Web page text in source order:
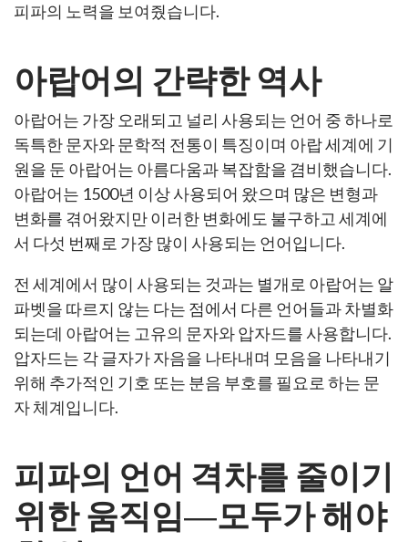
피파의 노력을 보여줬습니다.
아랍어의 간략한 역사
아랍어는 가장 오래되고 널리 사용되는 언어 중 하나로
독특한 문자와 문학적 전통이 특징이며 아랍 세계에 기
원을 둔 아랍어는 아름다움과 복잡함을 겸비했습니다.
아랍어는 1500년 이상 사용되어 왔으며 많은 변형과
변화를 겪어왔지만 이러한 변화에도 불구하고 세계에
서 다섯 번째로 가장 많이 사용되는 언어입니다.
전 세계에서 많이 사용되는 것과는 별개로 아랍어는 알
파벳을 따르지 않는 다는 점에서 다른 언어들과 차별화
되는데 아랍어는 고유의 문자와 압자드를 사용합니다.
압자드는 각 글자가 자음을 나타내며 모음을 나타내기
위해 추가적인 기호 또는 분음 부호를 필요로 하는 문
자 체계입니다.
피파의 언어 격차를 줄이기
위한 움직임―모두가 해야